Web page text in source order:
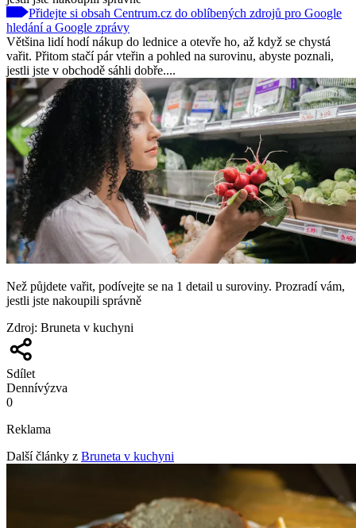
Přidejte si obsah Centrum.cz do oblíbených zdrojů pro Google
hledání a Google zprávy
Většina lidí hodí nákup do lednice a otevře ho, až když se chystá
vařit. Přitom stačí pár vteřin a pohled na surovinu, abyste poznali,
jestli jste v obchodě sáhli dobře....
Než půjdete vařit, podívejte se na 1 detail u suroviny. Prozradí vám,
jestli jste nakoupili správně
Zdroj: Bruneta v kuchyni
Sdílet
Dennívýzva
0
Reklama
Další články z Bruneta v kuchyni